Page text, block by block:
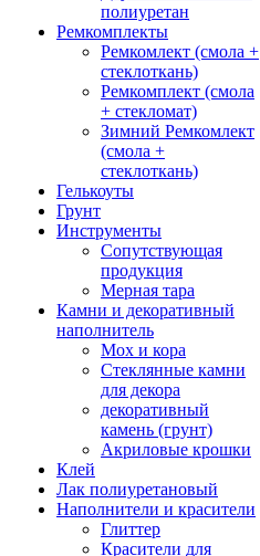
полиуретан
Ремкомплекты
Ремкомлект (смола +
стеклоткань)
Ремкомплект (смола
+ стекломат)
Зимний Ремкомлект
(смола +
стеклоткань)
Гелькоуты
Грунт
Инструменты
Сопутствующая
продукция
Мерная тара
Камни и декоративный
наполнитель
Мох и кора
Стеклянные камни
для декора
декоративный
камень (грунт)
Акриловые крошки
Клей
Лак полиуретановый
Наполнители и красители
Глиттер
Красители для